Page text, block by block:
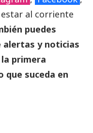
al corriente
puedes
alertas y noticias
primera
que suceda en